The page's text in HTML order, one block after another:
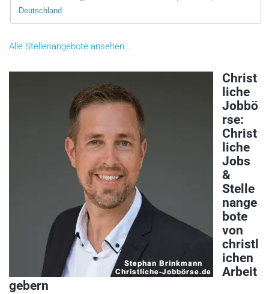
Deutschland
Alle Stellenangebote ansehen...
Christ
liche
Jobbö
rse:
Christ
liche
Jobs
&
Stelle
nange
bote
von
christl
ichen
Arbeit
gebern